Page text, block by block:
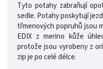
Tyto potahy zabraňují
sedle. Potahy poskytují
třmenových popruhů jsou
EDIX z merino kůže
protože jsou vyrobeny z
zip je po celé délce.